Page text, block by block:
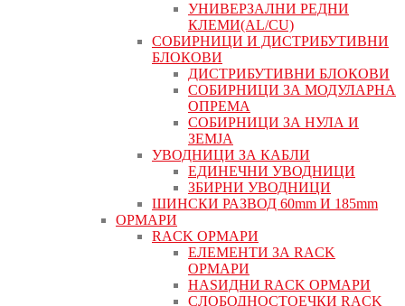
УНИВЕРЗАЛНИ РЕДНИ
КЛЕМИ(AL/CU)
СОБИРНИЦИ И ДИСТРИБУТИВНИ
БЛОКОВИ
ДИСТРИБУТИВНИ БЛОКОВИ
СОБИРНИЦИ ЗА МОДУЛАРНА
ОПРЕМА
СОБИРНИЦИ ЗА НУЛА И
ЗЕМЈА
УВОДНИЦИ ЗА КАБЛИ
ЕДИНЕЧНИ УВОДНИЦИ
ЗБИРНИ УВОДНИЦИ
ШИНСКИ РАЗВОД 60mm И 185mm
ОРМАРИ
RACK ОРМАРИ
ЕЛЕМЕНТИ ЗА RACK
ОРМАРИ
НАЅИДНИ RACK ОРМАРИ
СЛОБОДНОСТОЕЧКИ RACK